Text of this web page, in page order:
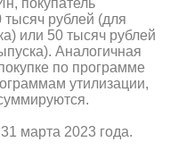
покупатель
тысяч рублей (для
или 50 тысяч рублей
Аналогичная
по программе
утилизации,
марта 2023 года.